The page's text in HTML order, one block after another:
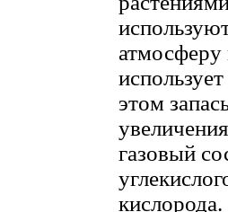
атмосферу
этом
газовый